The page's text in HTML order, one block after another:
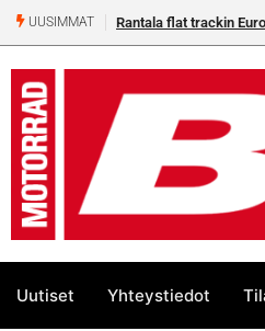
UUSIMMAT
Cupin mestari
22 vuoden odotus
Euroopan mestariksi
Uutiset Yhteystiedot